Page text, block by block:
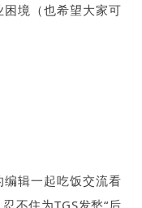
境（也希望大家可
辑一起吃饭交流看
忍不住为TGS发愁“后